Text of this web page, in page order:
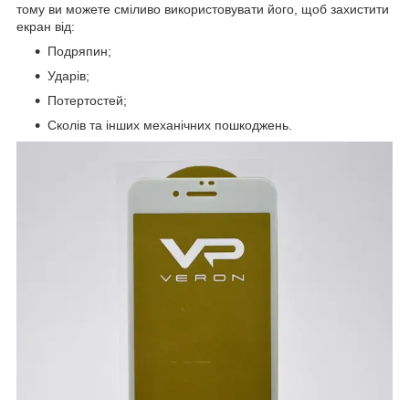
тому ви можете сміливо використовувати його, щоб захистити
екран від:
Подряпин;
Ударів;
Потертостей;
Сколів та інших механічних пошкоджень.